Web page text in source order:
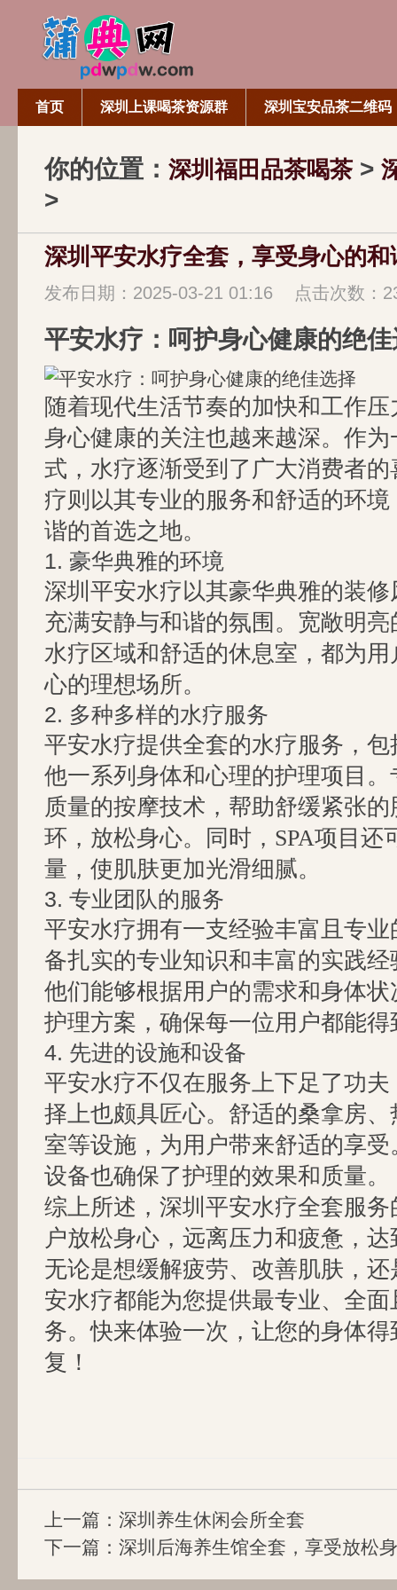
首页 深圳上课喝茶资源群 深圳宝安品茶二维码
你的位置： 深圳福田品茶喝茶>
>
深圳平安水疗全套，享受身心的和
发布日期：2025-03-21 01:16 点击次数：
平安水疗：呵护身心健康的绝
随着现代生活节奏的加快和工作
身心健康的关注也越来越深。作
式，水疗逐渐受到了广大消费者
疗则以其专业的服务和舒适的环
谐的首选之地。
1. 豪华典雅的环境
深圳平安水疗以其豪华典雅的装
充满安静与和谐的氛围。宽敞明
水疗区域和舒适的休息室，都为
心的理想场所。
2. 多种多样的水疗服务
平安水疗提供全套的水疗服务，包
他一系列身体和心理的护理项目
质量的按摩技术，帮助舒缓紧张
环，放松身心。同时，SPA项目还
量，使肌肤更加光滑细腻。
3. 专业团队的服务
平安水疗拥有一支经验丰富且专
备扎实的专业知识和丰富的实践
他们能够根据用户的需求和身体
护理方案，确保每一位用户都能
4. 先进的设施和设备
平安水疗不仅在服务上下足了功
择上也颇具匠心。舒适的桑拿房
室等设施，为用户带来舒适的享
设备也确保了护理的效果和质量。
综上所述，深圳平安水疗全套服
户放松身心，远离压力和疲惫，
无论是想缓解疲劳、改善肌肤，
安水疗都能为您提供最专业、全
务。快来体验一次，让您的身体
复！
上一篇： 深圳养生休闲会所全套
下一篇： 深圳后海养生馆全套，享受放松